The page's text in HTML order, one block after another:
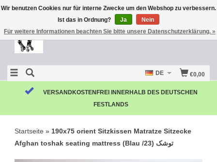
€0,00
DE
Afghan toshak seating mattress (Blau /23) توشک
Wir benutzen Cookies nur für interne Zwecke um den Webshop zu verbessern.
Ist das in Ordnung?
Ja
Nein
Für weitere Informationen beachten Sie bitte unsere Datenschutzerklärung. »